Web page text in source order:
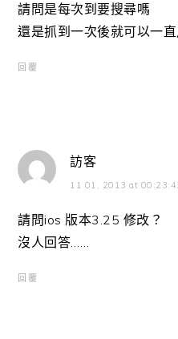
請問是每次到要搜尋嗎
還是抓到一次後就可以一直
回覆
訪客
11 01, 2013 at
請問ios 版本3.25 修改？
沒人回答……
回覆